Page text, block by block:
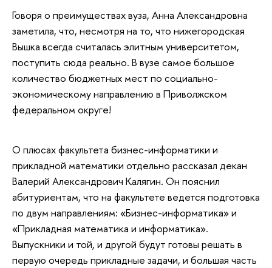
Говоря о преимуществах вуза, Анна Александровна
заметила, что, несмотря на то, что нижегородская
Вышка всегда считалась элитным университетом,
поступить сюда реально. В вузе самое большое
количество бюджетных мест по социально-
экономическому направлению в Приволжском
федеральном округе!
О плюсах факультета бизнес-информатики и
прикладной математики отдельно рассказал декан
Валерий Александрович Калягин. Он пояснил
абитуриентам, что на факультете ведется подготовка
по двум направлениям: «Бизнес-информатика» и
«Прикладная математика и информатика».
Выпускники и той, и другой будут готовы решать в
первую очередь прикладные задачи, и большая часть